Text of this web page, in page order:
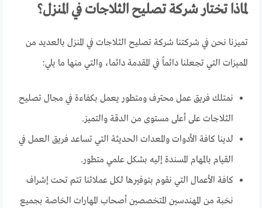
لماذا تختار شركة تصليح الثلاجات في المنزل؟
تميزنا نحن في شركتنا شركة تصليح الثلاجات في المنزل بالعديد من
المميزات التي تجعلنا دائماً في المقدمة دائما، والتي منها ما يلي:
نمتلك فريق عمل محترف ومتطور يعمل بكفاءة في مجال تصليح
الثلاجات على أعلى مستوى من الدقة والتميز.
لدينا كافة الأدوات والمعدات الحديثة التي تساعد فريق العمل في
القيام بالمهام المسندة إليه بشكل علمي متطور.
كافة الأعمال التي نقوم بتوفيرها لكل عملائنا تتم تحت إشراف
نخبة من المهندسين المتخصصين أصحاب المهارات الخاصة بجميع